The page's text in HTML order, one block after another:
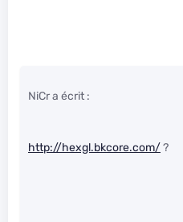
NiCr a écrit :
http://hexgl.bkcore.com/?